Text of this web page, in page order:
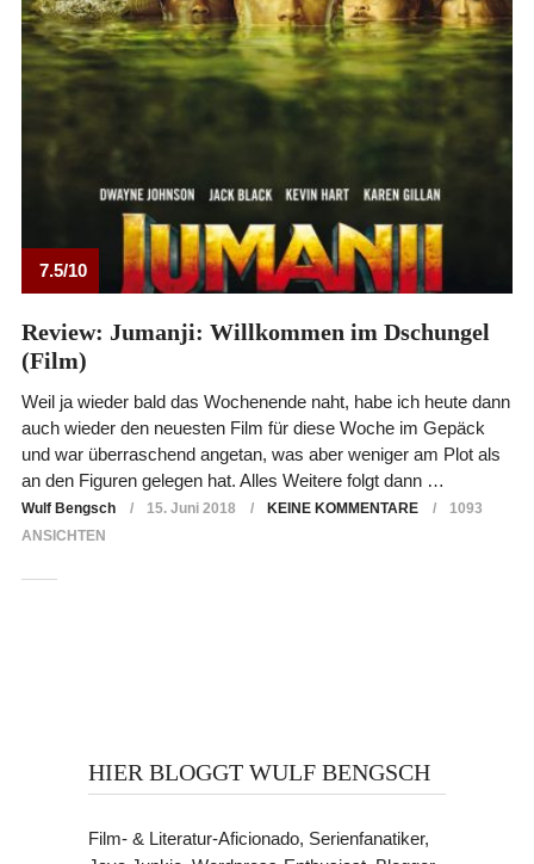
7.5/10
Review: Jumanji: Willkommen im Dschungel
(Film)
Weil ja wieder bald das Wochenende naht, habe ich heute dann
auch wieder den neuesten Film für diese Woche im Gepäck
und war überraschend angetan, was aber weniger am Plot als
an den Figuren gelegen hat. Alles Weitere folgt dann …
Wulf Bengsch 15. Juni 2018 KEINE KOMMENTARE
1093
ANSICHTEN
HIER BLOGGT WULF BENGSCH
Film- & Literatur-Aficionado, Serienfanatiker,